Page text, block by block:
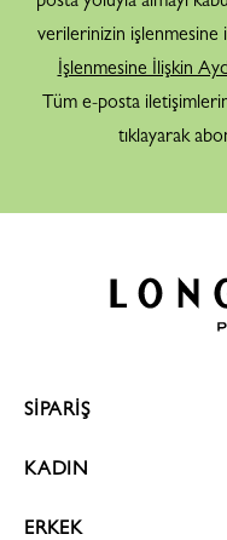
verilerinizin işlenmesine
İşlenmesine İlişkin
Tüm e-posta
tıklayarak
SİPARİŞ
KADIN
ERKEK